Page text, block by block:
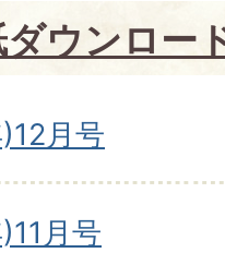
ダウンロー
月号
月号